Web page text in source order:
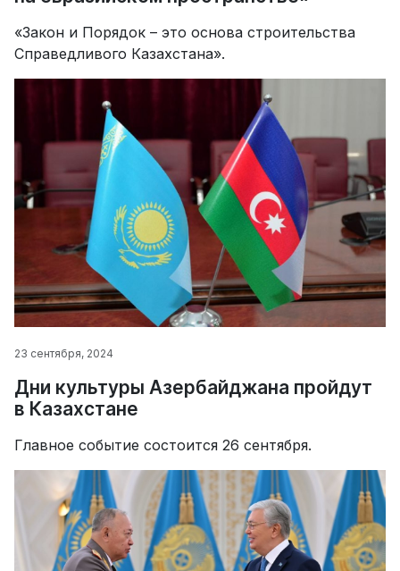
«Закон и Порядок – это основа строительства
Справедливого Казахстана».
23 сентября, 2024
Дни культуры Азербайджана пройдут
в Казахстане
Главное событие состоится 26 сентября.